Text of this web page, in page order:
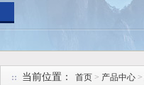
安徽久跃仪表有限公司
当前位置： 首页 > 产品中心 >